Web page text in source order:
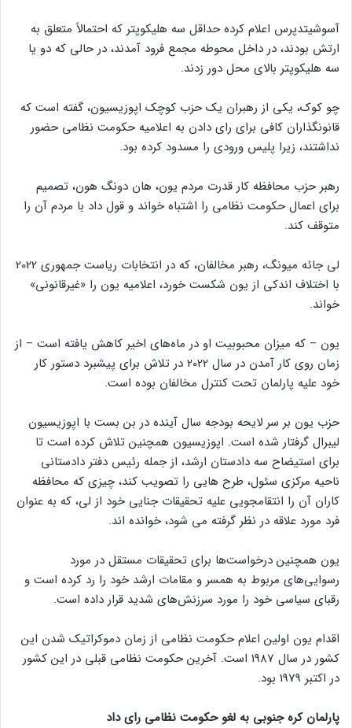
آسوشیتدپرس اعلام کرده حداقل سه هلیکوپتر که احتمالاً متعلق به
ارتش بودند، در داخل محوطه مجمع فرود آمدند، در حالی که دو یا
سه هلیکوپتر بالای محل دور زدند.
چو کوک، یکی از رهبران یک حزب کوچک اپوزیسیون، گفته است که
قانونگذاران کافی برای رای دادن به اعلامیه حکومت نظامی حضور
نداشتند، زیرا پلیس ورودی را مسدود کرده بود.
رهبر حزب محافظه کار قدرت مردم یون، هان دونگ هون، تصمیم
برای اعمال حکومت نظامی را اشتباه خواند و قول داد با مردم آن را
متوقف کند.
لی جائه میونگ، رهبر مخالفان، که در انتخابات ریاست جمهوری 2022
با اختلاف اندکی از یون شکست خورد، اعلامیه یون را «غیرقانونی»
خواند.
یون – که میزان محبوبیت او در ماه‌های اخیر کاهش یافته است – از
زمان روی کار آمدن در سال 2022 در تلاش برای پیشبرد دستور کار
خود علیه پارلمان تحت کنترل مخالفان بوده است.
حزب یون بر سر لایحه بودجه سال آینده در بن بست با اپوزیسیون
لیبرال گرفتار شده است. اپوزیسیون همچنین تلاش کرده است تا
برای استیضاح سه دادستان ارشد، از جمله رئیس دفتر دادستانی
ناحیه مرکزی سئول، طرح هایی را تصویب کند، چیزی که محافظه
کاران آن را انتقامجویی علیه تحقیقات جنایی خود از لی، که به عنوان
فرد مورد علاقه در نظر گرفته می شود، خوانده اند.
یون همچنین درخواست‌ها برای تحقیقات مستقل در مورد
رسوایی‌های مربوط به همسر و مقامات ارشد خود را رد کرده است و
رقبای سیاسی خود را مورد سرزنش‌های شدید قرار داده است.
اقدام یون اولین اعلام حکومت نظامی از زمان دموکراتیک شدن این
کشور در سال 1987 است. آخرین حکومت نظامی قبلی در این کشور
در اکتبر 1979 بود.
پارلمان کره جنوبی به لغو حکومت نظامی رای داد